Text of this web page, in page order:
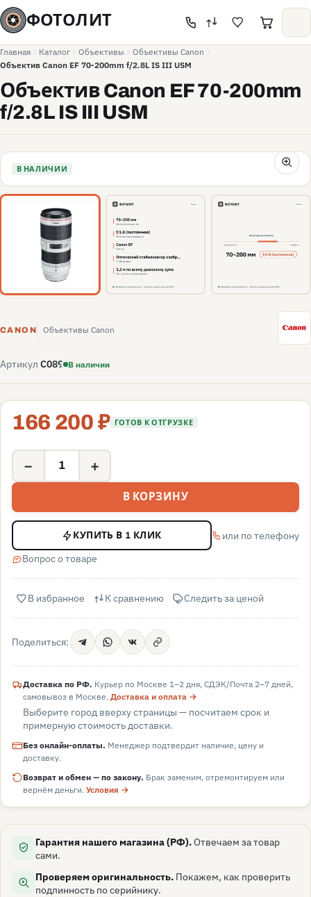
ФОТОЛИТ
Главная Каталог Объективы
Объективы Canon
Объектив Canon EF 70-200mm f/2.8L IS III USM
Объектив Canon EF 70-200mm
f/2.8L IS III USM
В НАЛИЧИИ
CANON Объективы Canon C
Артикул C089 В наличии
166 200 ₽ ГОТОВ К ОТГРУЗКЕ
− +
В КОРЗИНУ
КУПИТЬ В 1 КЛИК
или по телефону
Вопрос о товаре
В избранное К сравнению Следить за ценой
Поделиться:
Доставка по РФ. Курьер по Москве 1–2 дня, СДЭК/Почта 2–7 дней,
самовывоз в Москве.Доставка и оплата →
Выберите город вверху страницы — посчитаем срок и
примерную стоимость доставки.
Без онлайн-оплаты. Менеджер подтвердит наличие, цену и
доставку.
Возврат и обмен — по закону. Брак заменим, отремонтируем или
вернём деньги. Условия →
Гарантия нашего магазина (РФ).Отвечаем за товар
сами.
Проверяем оригинальность. Покажем, как проверить
подлинность по серийнику.